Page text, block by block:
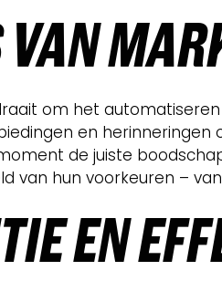
om het
en
de juiste
van hun voorkeuren –
EN